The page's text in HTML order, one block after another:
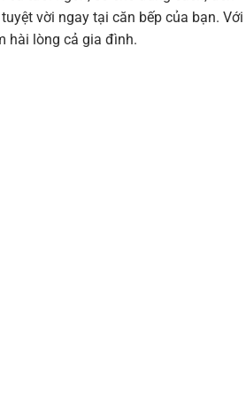
vời ngay tại căn bếp của bạn. Với
hài lòng cả gia đình.